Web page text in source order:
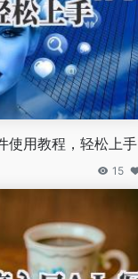
使用教程，轻松上手
15